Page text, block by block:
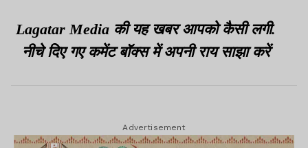
Lagatar Media की यह खबर आपको कैसी लगी.
नीचे दिए गए कमेंट बॉक्स में अपनी राय साझा करें
Advertisement